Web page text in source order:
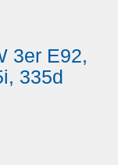
3er E92,
335d